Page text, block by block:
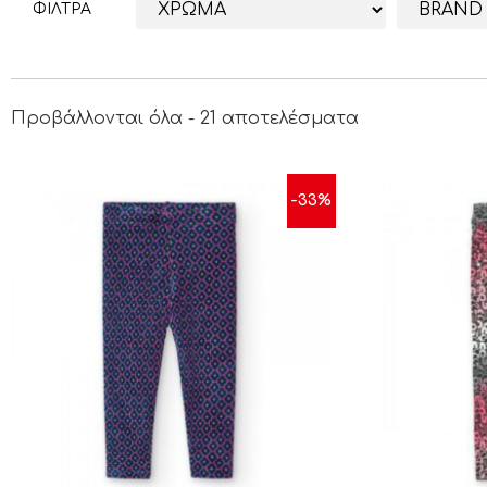
ΦΙΛΤΡΑ
Προβάλλονται όλα - 21 αποτελέσματα
-33%